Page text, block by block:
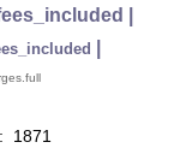
1871